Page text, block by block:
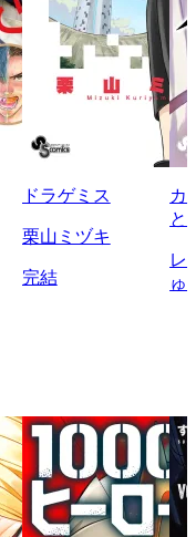
ドラゲミス
栗山ミヅキ
完結
カ
と
レ
ゅ